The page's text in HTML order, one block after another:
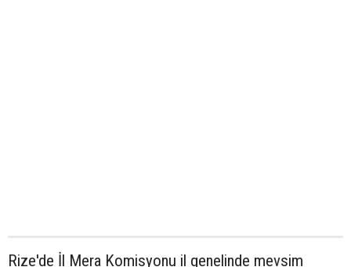
Rize'de İl Mera Komisyonu il genelinde mevsim